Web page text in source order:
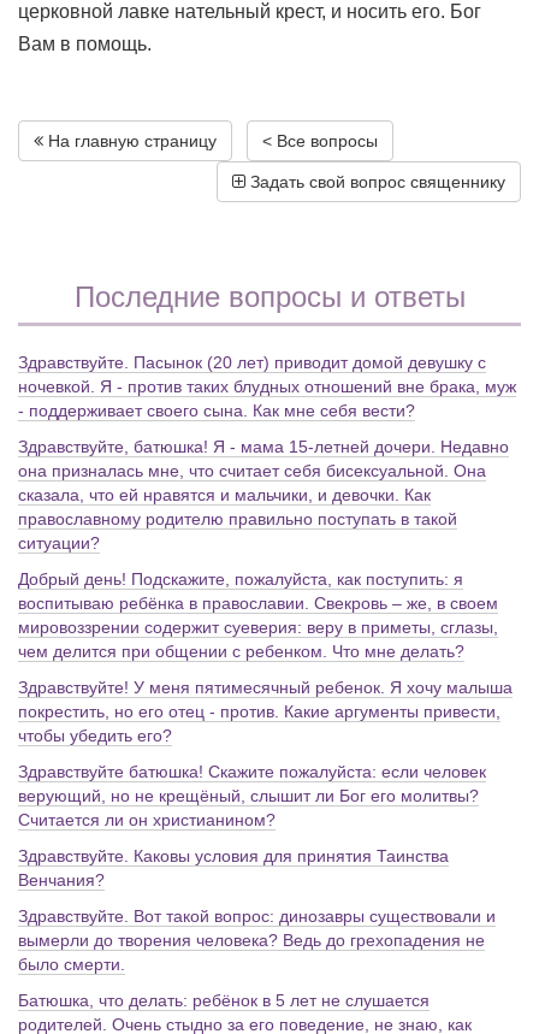
церковной лавке нательный крест, и носить его. Бог
Вам в помощь.
На главную страницу < Все вопросы
Задать свой вопрос священнику
Последние вопросы и ответы
Здравствуйте. Пасынок (20 лет) приводит домой девушку с
ночевкой. Я - против таких блудных отношений вне брака, муж
- поддерживает своего сына. Как мне себя вести?
Здравствуйте, батюшка! Я - мама 15-летней дочери. Недавно
она призналась мне, что считает себя бисексуальной. Она
сказала, что ей нравятся и мальчики, и девочки. Как
православному родителю правильно поступать в такой
ситуации?
Добрый день! Подскажите, пожалуйста, как поступить: я
воспитываю ребёнка в православии. Свекровь – же, в своем
мировоззрении содержит суеверия: веру в приметы, сглазы,
чем делится при общении с ребенком. Что мне делать?
Здравствуйте! У меня пятимесячный ребенок. Я хочу малыша
покрестить, но его отец - против. Какие аргументы привести,
чтобы убедить его?
Здравствуйте батюшка! Скажите пожалуйста: если человек
верующий, но не крещёный, слышит ли Бог его молитвы?
Считается ли он христианином?
Здравствуйте. Каковы условия для принятия Таинства
Венчания?
Здравствуйте. Вот такой вопрос: динозавры существовали и
вымерли до творения человека? Ведь до грехопадения не
было смерти.
Батюшка, что делать: ребёнок в 5 лет не слушается
родителей. Очень стыдно за его поведение, не знаю, как